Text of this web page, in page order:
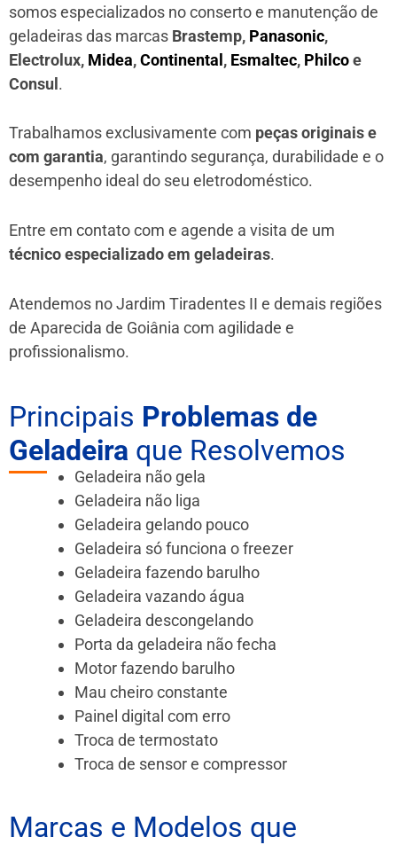
somos especializados no conserto e manutenção de
geladeiras das marcas Brastemp, Panasonic,
Electrolux, Midea,Continental, Esmaltec, Philcoe
Consul.
Trabalhamos exclusivamente com peças originais e
com garantia, garantindo segurança, durabilidade e o
desempenho ideal do seu eletrodoméstico.
Entre em contato com e agende a visita de um
técnico especializado em geladeiras.
Atendemos no Jardim Tiradentes II e demais regiões
de Aparecida de Goiânia com agilidade e
profissionalismo.
Principais Problemas de
Geladeira que Resolvemos
Geladeira não gela
Geladeira não liga
Geladeira gelando pouco
Geladeira só funciona o freezer
Geladeira fazendo barulho
Geladeira vazando água
Geladeira descongelando
Porta da geladeira não fecha
Motor fazendo barulho
Mau cheiro constante
Painel digital com erro
Troca de termostato
Troca de sensor e compressor
Marcas e Modelos que